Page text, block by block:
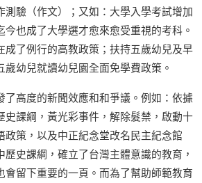
測驗（作文）；又如：大學入學考試增加
今也成了大學選才愈來愈受重視的考科。
成了例行的高教政策；扶持五歲幼兒及早
歲幼兒就讀幼兒園全面免學費政策。
了高度的新聞效應和和爭議。例如：依據
史課綱，黃光彩事件，解除髮禁，啟動十
政策，以及中正紀念堂改名民主紀念館
史課綱，確立了台灣主體意識的教育，
會留下重要的一頁。而為了幫助師範教育